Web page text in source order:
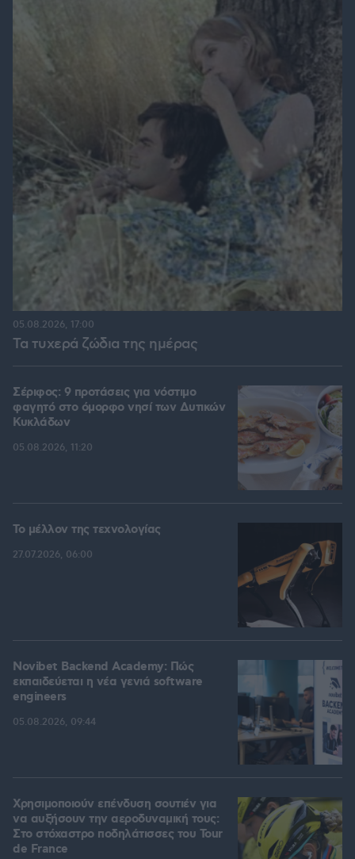
Τα τυχερά ζώδια της ημέρας
05.08.2026, 17:00
Σέριφος: 9 προτάσεις για νόστιμο
φαγητό στο όμορφο νησί των Δυτικών
Κυκλάδων
05.08.2026, 11:20
Το μέλλον της τεχνολογίας
27.07.2026, 06:00
Novibet Backend Academy: Πώς
εκπαιδεύεται η νέα γενιά software
engineers
05.08.2026, 09:44
Χρησιμοποιούν επένδυση σουτιέν για
να αυξήσουν την αεροδυναμική τους:
Στο στόχαστρο ποδηλάτισσες του Tour
de France